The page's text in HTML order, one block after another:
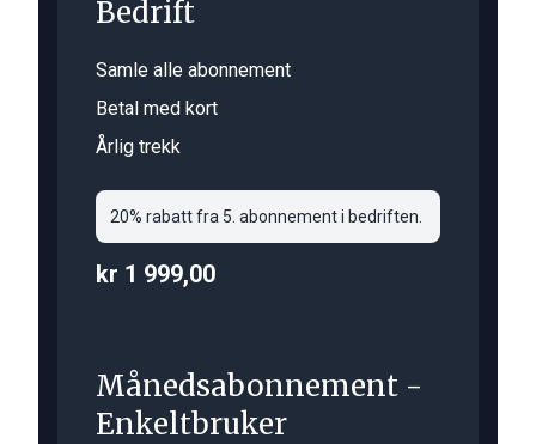
Bedrift
Samle alle abonnement
Betal med kort
Årlig trekk
20% rabatt fra 5. abonnement i bedriften.
kr 1 999,00
Månedsabonnement -
Enkeltbruker